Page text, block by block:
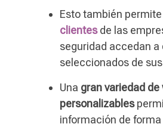
Esto también
clientesde las
seguridad accedan a
seleccionados de
Una gran variedad
personalizables
información de forma